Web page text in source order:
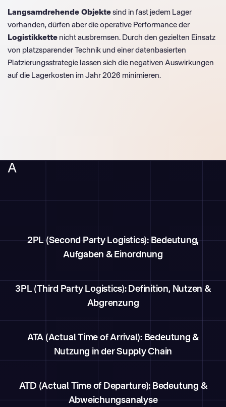
Langsamdrehende Objekte sind in fast jedem Lager
vorhanden, dürfen aber die operative Performance der
Logistikkette nicht ausbremsen. Durch den gezielten Einsatz
von platzsparender Technik und einer datenbasierten
Platzierungsstrategie lassen sich die negativen Auswirkungen
auf die Lagerkosten im Jahr 2026 minimieren.
A
2PL (Second Party Logistics): Bedeutung,
Aufgaben & Einordnung
3PL (Third Party Logistics): Definition, Nutzen &
Abgrenzung
ATA (Actual Time of Arrival): Bedeutung &
Nutzung in der Supply Chain
ATD (Actual Time of Departure): Bedeutung &
Abweichungsanalyse